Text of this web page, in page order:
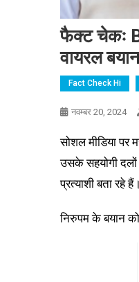
फैक्ट चेकः
वायरल
Fact Check Hi
नवम्बर 20, 2024
सोशल मीडिया पर
उसके सहयोगी
प्रत्याशी बता रहे हैं।
निरुपम के बयान